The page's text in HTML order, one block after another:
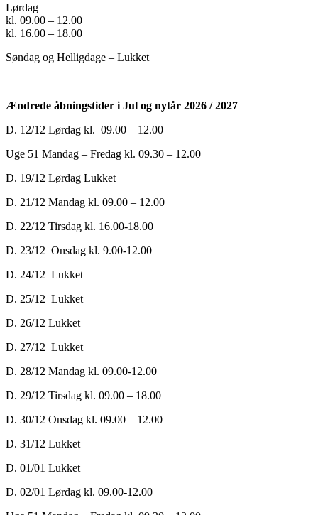
Lørdag
kl. 09.00 – 12.00
kl. 16.00 – 18.00
Søndag og Helligdage – Lukket
Ændrede åbningstider i Jul og nytår 2026 / 2027
D. 12/12 Lørdag kl. 09.00 – 12.00
Uge 51 Mandag – Fredag kl. 09.30 – 12.00
D. 19/12 Lørdag Lukket
D. 21/12 Mandag kl. 09.00 – 12.00
D. 22/12 Tirsdag kl. 16.00-18.00
D. 23/12 Onsdag kl. 9.00-12.00
D. 24/12 Lukket
D. 25/12 Lukket
D. 26/12 Lukket
D. 27/12 Lukket
D. 28/12 Mandag kl. 09.00-12.00
D. 29/12 Tirsdag kl. 09.00 – 18.00
D. 30/12 Onsdag kl. 09.00 – 12.00
D. 31/12 Lukket
D. 01/01 Lukket
D. 02/01 Lørdag kl. 09.00-12.00